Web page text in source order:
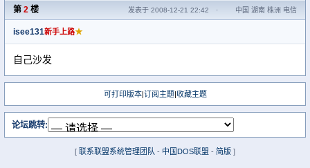
第 2 楼 发表于 2008-12-21 22:42 · 中国 湖南 株洲 电信
isee131新手上路★
自己沙发
可打印版本|订阅主题|收藏主题
论坛跳转:
[ 联系联盟系统管理团队 - 中国DOS联盟 - 简版 ]